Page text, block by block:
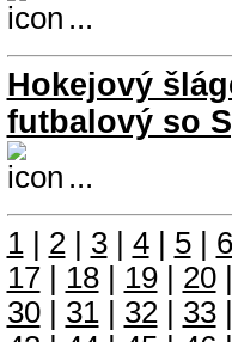
...
Hokejový
futbalový so
...
1| 2| 3| 4| 5| 6
17| 18| 19| 20|
30| 31| 32| 33|